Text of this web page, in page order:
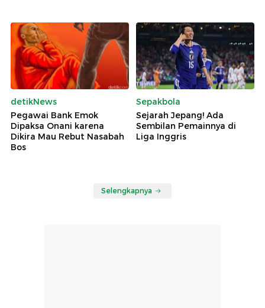
detikNews
Pegawai Bank Emok
Dipaksa Onani karena
Dikira Mau Rebut Nasabah
Bos
Sepakbola
Sejarah Jepang! Ada
Sembilan Pemainnya di
Liga Inggris
Selengkapnya